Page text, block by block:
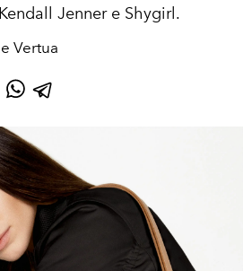
Jenner e Shygirl.
Vertua